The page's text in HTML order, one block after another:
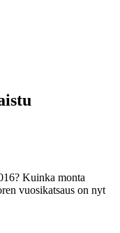
Kuinka monta
vuosikatsaus on nyt